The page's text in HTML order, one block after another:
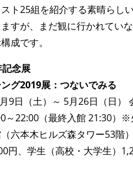
ト25組を紹介する素晴らし
すが、まだ観に行かれてい
成です。
念展
グ2019展：つないでみる
9日（土）～ 5月26日（日）
～22:00（最終入館 21:30）※
六本木ヒルズ森タワー53階）
円、学生（高校・大学生）